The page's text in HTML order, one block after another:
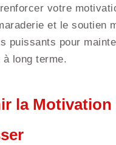
votre
et le soutien
puissants pour
à long terme.
la Motivation